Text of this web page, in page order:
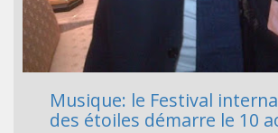
Musique: le Festival
des étoiles démarre le 10